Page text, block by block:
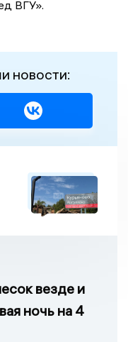
ВГУ».
новости:
везде и
ночь на 4